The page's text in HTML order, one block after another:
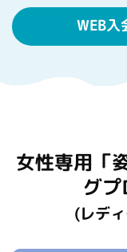
WEB
女性専用「
グ
(レデ